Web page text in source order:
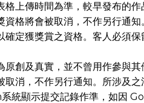
上傳時間為準，較早發布的
格將會被取消，不作另行通知
確定獲獎賞之資格。客人必須
創及真實，並不曾用作參與
消，不作另行通知。所涉及
統顯示提交記錄作準，如因